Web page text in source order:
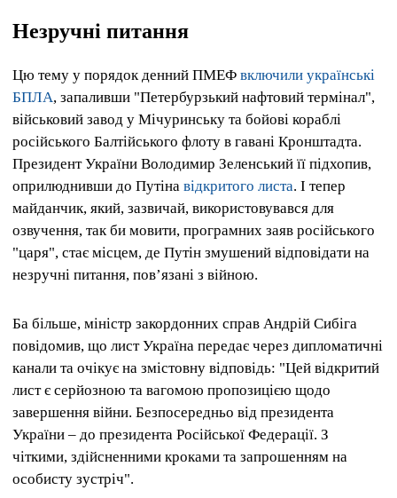
Незручні питання
Цю тему у порядок денний ПМЕФ включили українські
БПЛА, запаливши "Петербурзький нафтовий термінал",
військовий завод у Мічуринську та бойові кораблі
російського Балтійського флоту в гавані Кронштадта.
Президент України Володимир Зеленський її підхопив,
оприлюднивши до Путіна відкритого листа. І тепер
майданчик, який, зазвичай, використовувався для
озвучення, так би мовити, програмних заяв російського
"царя", стає місцем, де Путін змушений відповідати на
незручні питання, пов’язані з війною.
Ба більше, міністр закордонних справ Андрій Сибіга
повідомив, що лист Україна передає через дипломатичні
канали та очікує на змістовну відповідь: "Цей відкритий
лист є серйозною та вагомою пропозицією щодо
завершення війни. Безпосередньо від президента
України – до президента Російської Федерації. З
чіткими, здійсненними кроками та запрошенням на
особисту зустріч".